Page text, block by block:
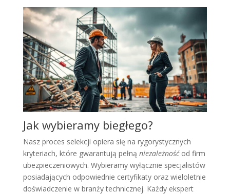
Jak wybieramy biegłego?
Nasz proces selekcji opiera się na rygorystycznych
kryteriach, które gwarantują pełną niezależnośćod firm
ubezpieczeniowych. Wybieramy wyłącznie specjalistów
posiadających odpowiednie certyfikaty oraz wieloletnie
doświadczenie w branży technicznej. Każdy ekspert